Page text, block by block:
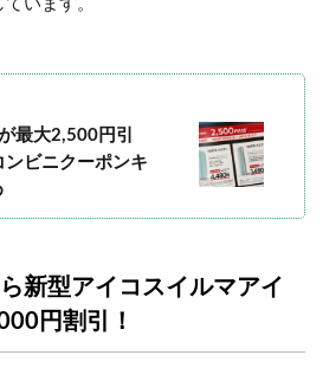
います。
最大2,500円引
ビニクーポンキ
新型アイコスイルマアイ
円割引！